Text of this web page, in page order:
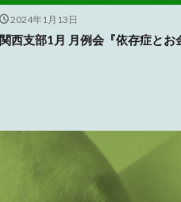
2024年1月13日
関西支部1月 月例会『依存症とお